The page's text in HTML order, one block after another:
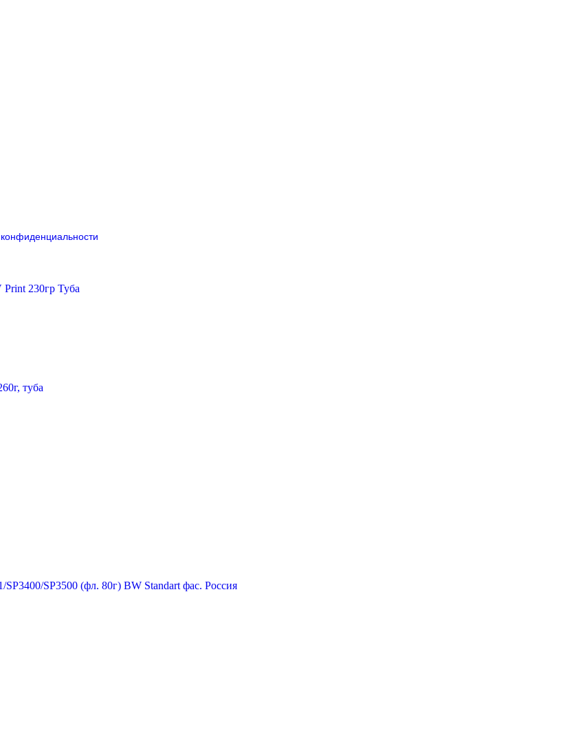
230гр Туба
туба
SP3400/SP3500 (фл. 80г) BW Standart фас. Россия